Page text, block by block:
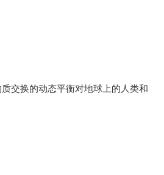
交换的动态平衡对地球上的人类和